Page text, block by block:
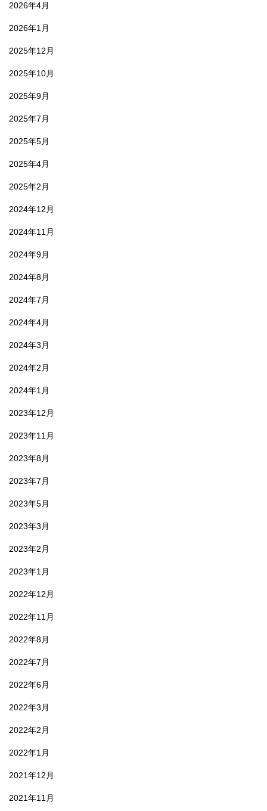
2026年4月
2026年1月
2025年12月
2025年10月
2025年9月
2025年7月
2025年5月
2025年4月
2025年2月
2024年12月
2024年11月
2024年9月
2024年8月
2024年7月
2024年4月
2024年3月
2024年2月
2024年1月
2023年12月
2023年11月
2023年8月
2023年7月
2023年5月
2023年3月
2023年2月
2023年1月
2022年12月
2022年11月
2022年8月
2022年7月
2022年6月
2022年3月
2022年2月
2022年1月
2021年12月
2021年11月